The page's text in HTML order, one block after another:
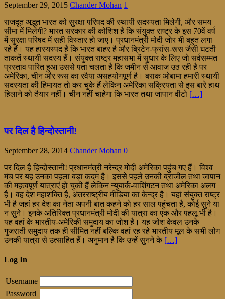
September 29, 2015 Chander Mohan 1
राजदूत अद्भुत भारत को सुरक्षा परिषद की स्थायी सदस्यता मिलेगी, और समय
सीमा में मिलेगी? भारत सरकार की कोशिश है कि संयुक्त राष्ट्र के इस 70वें वर्ष
में सुरक्षा परिषद में सही विस्तार हो जाए। प्रधानमंत्री मोदी जोर भी बहुत लगा
रहे हैं। यह हास्यस्पद है कि भारत बाहर है और ब्रिटेन-फ्रांस-रूस जैसी घटती
ताकतें स्थायी सदस्य हैं। संयुक्त राष्ट्र महासभा में सुधार के लिए जो सर्वसम्मत
प्रस्ताव पारित हुआ उससे पता चलता है कि जमीन से आवाज उठ रही है पर
अमेरिका, चीन और रूस का रवैया असहयोगपूर्ण है। बराक ओबामा हमारी स्थायी
सदस्यता की हिमायत तो कर चुके हैं लेकिन अमेरिका सक्रियता से इस बारे हाथ
हिलाने को तैयार नहीं। चीन नहीं चाहेगा कि भारत तथा जापान वीटो […]
पर दिल है हिन्दोस्तानी!
September 28, 2014 Chander Mohan 0
पर दिल है हिन्दोस्तानी! प्रधानमंत्री नरेन्द्र मोदी अमेरिका पहुंच गए हैं। विश्व
मंच पर यह उनका पहला बड़ा कदम है। इससे पहले उनकी ब्राजील तथा जापान
की महत्वपूर्ण यात्राएं हो चुकी हैं लेकिन न्यूयार्क-वाशिंगटन तथा अमेरिका अलग
है। वह देश महाशक्ति है, अंतरराष्ट्रीय मीडिया का केन्द्र है। यहां संयुक्त राष्ट्र
भी है जहां हर देश का नेता अपनी बात कहने को हर साल पहुंचता है, कोई सुने या
न सुने। इनके अतिरिक्त प्रधानमंत्री मोदी की यात्रा का एक और पहलू भी है।
यह वहां के भारतीय-अमेरिकी समुदाय का जोश है। यह जोश केवल उनके
गुजराती समुदाय तक ही सीमित नहीं बल्कि वहां रह रहे भारतीय मूल के सभी लोग
उनकी यात्रा से उत्साहित हैं। अनुमान है कि उन्हें सुनने के […]
Log In
Username
Password